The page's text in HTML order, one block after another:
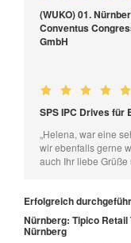
(WUKO) 01.
Conventus
GmbH
SPS IPC Drives für
„Helena, war eine
wir ebenfalls gerne
auch Ihr liebe Grüße
Erfolgreich
Nürnberg: Tipico
Nürnberg